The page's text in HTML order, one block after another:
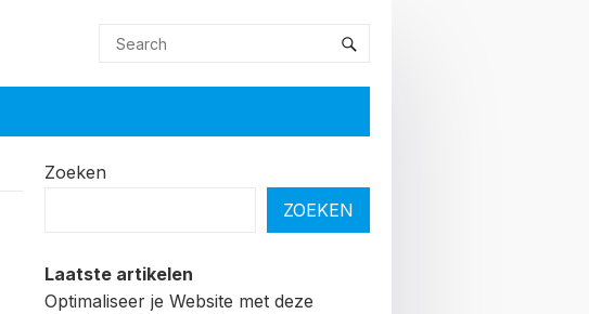
Zoeken
ZOEKEN
Laatste artikelen
Optimaliseer je Website met deze